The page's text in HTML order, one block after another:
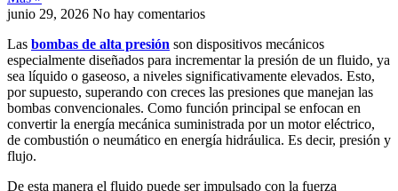
junio 29, 2026 No hay comentarios
Las bombas de alta presión son dispositivos mecánicos
especialmente diseñados para incrementar la presión de un fluido, ya
sea líquido o gaseoso, a niveles significativamente elevados. Esto,
por supuesto, superando con creces las presiones que manejan las
bombas convencionales. Como función principal se enfocan en
convertir la energía mecánica suministrada por un motor eléctrico,
de combustión o neumático en energía hidráulica. Es decir, presión y
flujo.
De esta manera el fluido puede ser impulsado con la fuerza